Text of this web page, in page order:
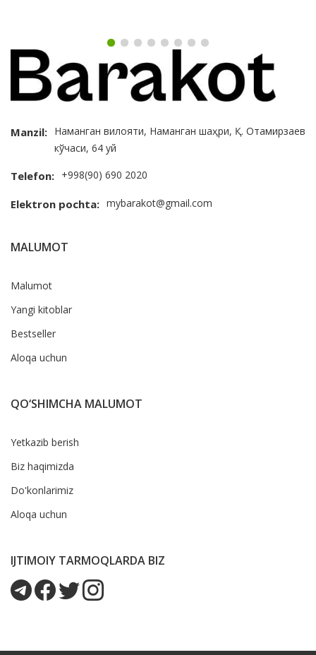
Manzil: Наманган вилояти, Наманган шаҳри, Қ. Отамирзаев
кўчаси, 64 уй
Telefon: +998(90) 690 2020
Elektron pochta: mybarakot@gmail.com
MALUMOT
Malumot
Yangi kitoblar
Bestseller
Aloqa uchun
QO‘SHIMCHA MALUMOT
Yetkazib berish
Biz haqimizda
Do'konlarimiz
Aloqa uchun
IJTIMOIY TARMOQLARDA BIZ